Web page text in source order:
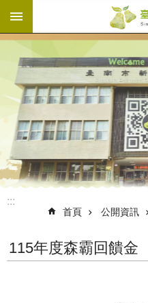
跳到主要內容區塊
:::
首頁 公開資訊
115年度森霸回饋金